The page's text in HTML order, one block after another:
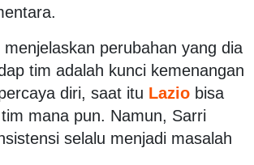
perubahan yang dia
tim adalah kunci kemenangan
diri, saat itu Lazio bisa
mana pun. Namun, Sarri
selalu menjadi masalah